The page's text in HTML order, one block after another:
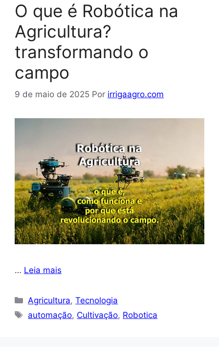
O que é Robótica na
Agricultura?
transformando o
campo
9 de maio de 2025 Por irrigaagro.com
… Leia mais
Categorias
Agricultura,Tecnologia
Tags
automação, Cultivação, Robotica